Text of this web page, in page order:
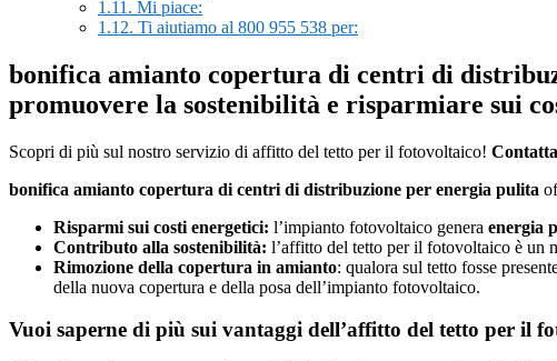
1.11. Mi piace:
1.12. Ti aiutiamo al 800 955 538 per:
bonifica amianto copertura di centri di
promuovere la sostenibilità e risparmiare sui
Scopri di più sul nostro servizio di affitto del tetto per il fotovoltaico!
bonifica amianto copertura di centri di distribuzione per energia pulita
Risparmi sui costi energetici: l’impianto fotovoltaico genera energia
Contributo alla sostenibilità: l’affitto del tetto per il fotovoltaico è un
Rimozione della copertura in amianto: qualora sul tetto fosse
della nuova copertura e della posa dell’impianto fotovoltaico.
Vuoi saperne di più sui vantaggi dell’affitto del tetto per il